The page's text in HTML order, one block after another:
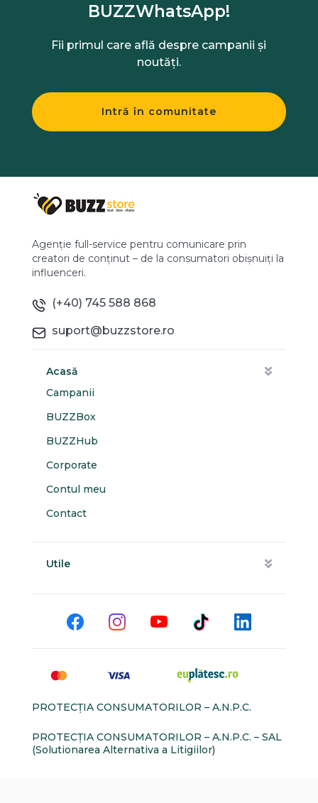
BUZZWhatsApp!
Fii primul care află despre campanii și
noutăți.
Intră în comunitate
Agenție full-service pentru comunicare prin
creatori de conținut – de la consumatori obișnuiți la
influenceri.
(+40) 745 588 868
suport@buzzstore.ro
Acasă
Campanii
BUZZBox
BUZZHub
Corporate
Contul meu
Contact
Utile
PROTECŢIA CONSUMATORILOR – A.N.P.C.
PROTECŢIA CONSUMATORILOR – A.N.P.C. – SAL
(Solutionarea Alternativa a Litigiilor)